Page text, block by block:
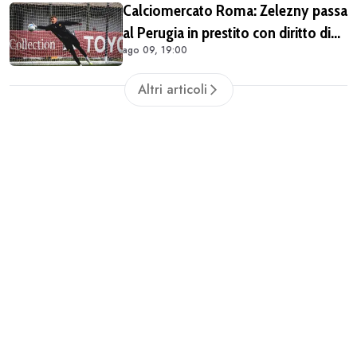
Calciomercato Roma: Zelezny passa
al Perugia in prestito con diritto di
riscatto
ago 09, 19:00
Altri articoli